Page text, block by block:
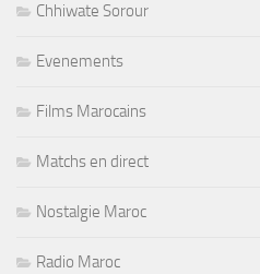
Chhiwate Sorour
Evenements
Films Marocains
Matchs en direct
Nostalgie Maroc
Radio Maroc